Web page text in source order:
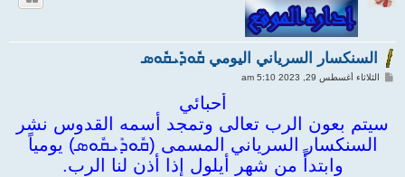
السنكسار السرياني اليومي ܩܽܘܕܺܝܩܽܘܣ
ة
الثلاثاء أغسطس 29, 2023 5:10 am
أحبائي
سيتم بعون الرب تعالى وتمجد أسمه القدوس نشر
السنكسار السرياني المسمى (ܩܽܘܕܺܝܩܽܘܣ) يومياً
وابتدأً من شهر أيلول إذا أذن لنا الرب.